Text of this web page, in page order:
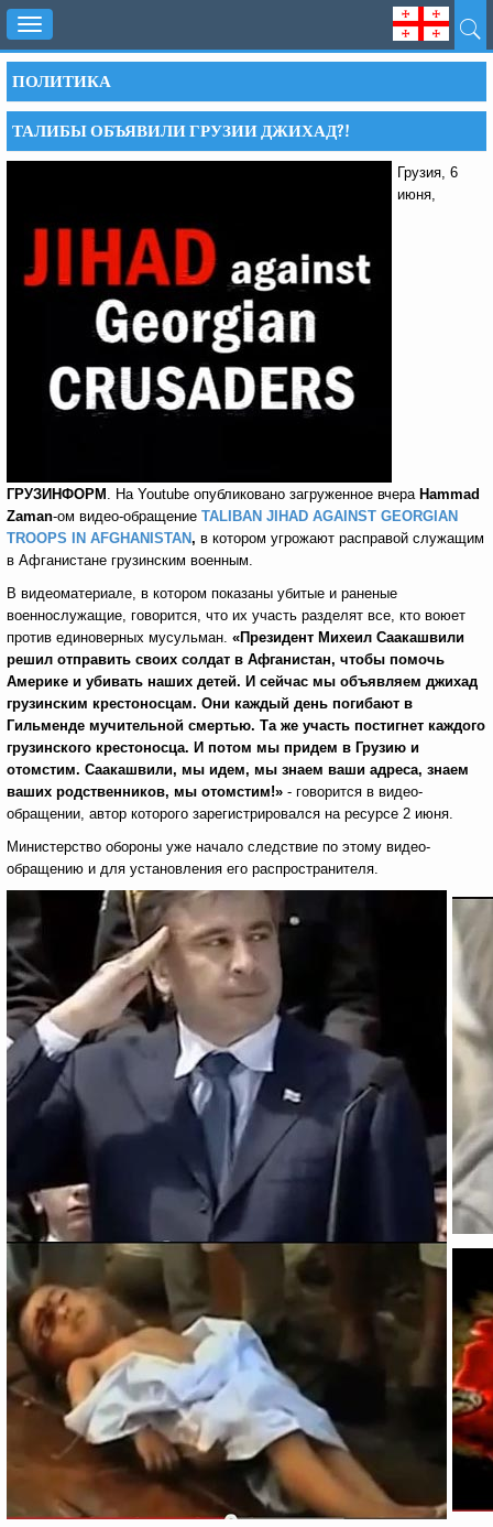
Toggle
navigation
ПОЛИТИКА
ТАЛИБЫ ОБЪЯВИЛИ ГРУЗИИ ДЖИХАД?!
Грузия, 6
июня,
ГРУЗИНФОРМ . На Youtube опубликовано загруженное вчера Hammad
Zaman-ом видео-обращение TALIBAN JIHAD AGAINST GEORGIAN
TROOPS IN AFGHANISTAN, в котором угрожают расправой служащим
в Афганистане грузинским военным.
В видеоматериале, в котором показаны убитые и раненые
военнослужащие, говорится, что их участь разделят все, кто воюет
против единоверных мусульман. «Президент Михеил Саакашвили
решил отправить своих солдат в Афганистан, чтобы помочь
Америке и убивать наших детей. И сейчас мы объявляем джихад
грузинским крестоносцам. Они каждый день погибают в
Гильменде мучительной смертью. Та же участь постигнет каждого
грузинского крестоносца. И потом мы придем в Грузию и
отомстим. Саакашвили, мы идем, мы знаем ваши адреса, знаем
ваших родственников, мы отомстим!» - говорится в видео-
обращении, автор которого зарегистрировался на ресурсе 2 июня.
Министерство обороны уже начало следствие по этому видео-
обращению и для установления его распространителя.